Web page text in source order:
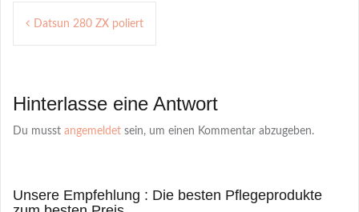
Post
Datsun 280 ZX poliert
Hinterlasse eine Antwort
Du musst angemeldet sein, um einen Kommentar abzugeben.
Unsere Empfehlung : Die besten Pflegeprodukte